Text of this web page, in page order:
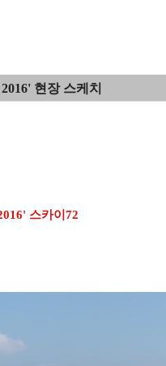
현장 스케치
스카이72